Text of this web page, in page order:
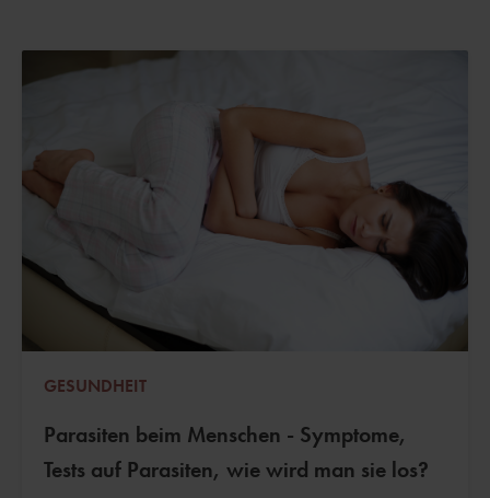
GESUNDHEIT
Parasiten beim Menschen - Symptome,
Tests auf Parasiten, wie wird man sie los?